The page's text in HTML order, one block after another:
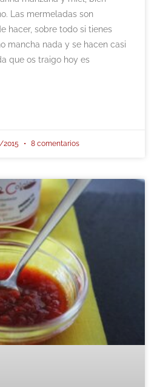
Las mermeladas son
hacer, sobre todo si tienes
mancha nada y se hacen casi
que os traigo hoy es
8 comentarios